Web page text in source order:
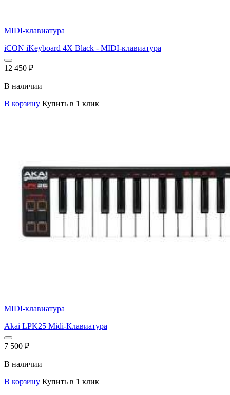
MIDI-клавиатура
iCON iKeyboard 4X Black - MIDI-клавиатура
12 450 ₽
В наличии
В корзину Купить в 1 клик
MIDI-клавиатура
Akai LPK25 Midi-Клавиатура
7 500 ₽
В наличии
В корзину Купить в 1 клик